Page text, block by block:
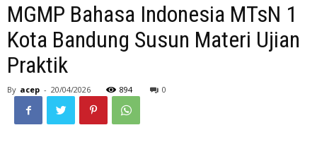
MGMP Bahasa Indonesia MTsN 1
Kota Bandung Susun Materi Ujian
Praktik
By acep - 20/04/2026 894 0